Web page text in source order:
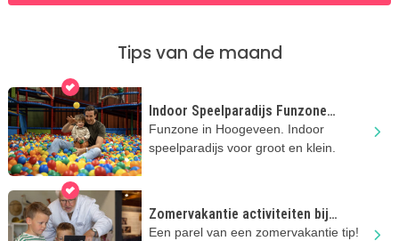
Tips van de maand
Indoor Speelparadijs Funzone
Hoogeveen
Funzone in Hoogeveen. Indoor
speelparadijs voor groot en klein.
Zomervakantie activiteiten bij
Miramar Zeemuseum
Een parel van een zomervakantie tip!